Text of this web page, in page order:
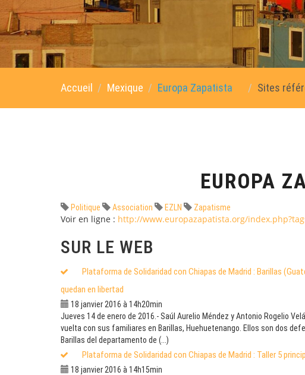
Accueil Mexique Europa Zapatista Sites
EUROPA
Politique Association EZLN Zapatisme
Voir en ligne : http://www.europazapatista.org/
SUR LE WEB
Plataforma de Solidaridad con Chiapas de Madrid : Barillas
quedan en libertad
18 janvier 2016 à 14h20min
Jueves 14 de enero de 2016.- Saúl Aurelio Méndez y Antonio Rogelio
vuelta con sus familiares en Barillas, Huehuetenango. Ellos son dos
Barillas del departamento de (...)
Plataforma de Solidaridad con Chiapas de Madrid : Taller 5
18 janvier 2016 à 14h15min